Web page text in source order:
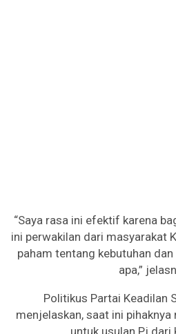
“Saya rasa ini efektif karena
ini perwakilan dari masyarakat
paham tentang kebutuhan
apa,”
Politikus Partai Keadilan
menjelaskan, saat ini
untuk usulan Pj dari